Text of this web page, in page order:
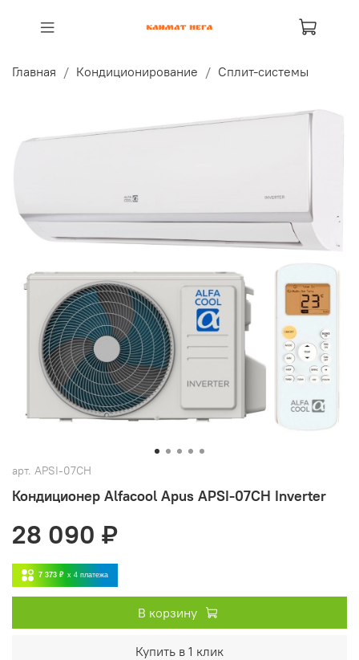
Главная Кондиционирование Сплит-системы
арт. APSI-07CH
Кондиционер Alfacool Apus APSI-07CH Inverter
28 090 ₽
7 373 ₽ x 4 платежа
В корзину
Купить в 1 клик